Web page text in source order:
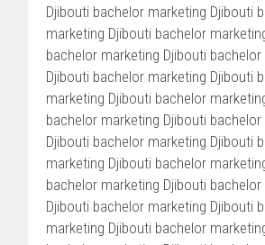
Djibouti bachelor marketing Djibouti
marketing Djibouti bachelor
bachelor marketing Djibouti
Djibouti bachelor marketing Djibouti
marketing Djibouti bachelor
bachelor marketing Djibouti
Djibouti bachelor marketing Djibouti
marketing Djibouti bachelor
bachelor marketing Djibouti
Djibouti bachelor marketing Djibouti
marketing Djibouti bachelor